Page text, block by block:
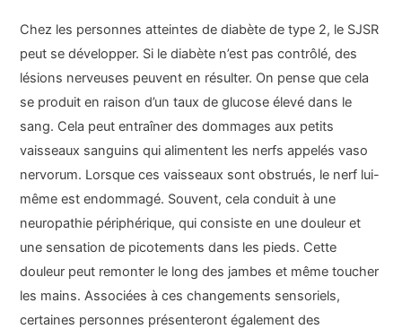
Chez les personnes atteintes de diabète de type 2, le SJSR
peut se développer. Si le diabète n’est pas contrôlé, des
lésions nerveuses peuvent en résulter. On pense que cela
se produit en raison d’un taux de glucose élevé dans le
sang. Cela peut entraîner des dommages aux petits
vaisseaux sanguins qui alimentent les nerfs appelés vaso
nervorum. Lorsque ces vaisseaux sont obstrués, le nerf lui-
même est endommagé. Souvent, cela conduit à une
neuropathie périphérique, qui consiste en une douleur et
une sensation de picotements dans les pieds. Cette
douleur peut remonter le long des jambes et même toucher
les mains. Associées à ces changements sensoriels,
certaines personnes présenteront également des